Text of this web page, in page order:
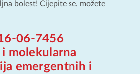
bolest! Cijepite se. možete
06-7456
i molekularna
emergentnih i